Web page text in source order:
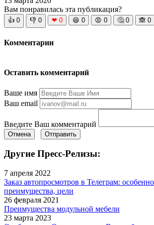
Вам понравилась эта публикация?
👍 0 👎 0 ❤ 0 😆 0 😡 0 🤔 0 🙈 0
Комментарии
Оставить комментарий
Ваше имя
Ваш email
Введите Ваш комментарий
Отмена Отправить
Другие Пресс-Релизы:
7 апреля 2022
Заказ автопросмотров в Телеграм:
преимущества, цели
26 февраля 2021
Преимущества модульной мебели
23 марта 2023